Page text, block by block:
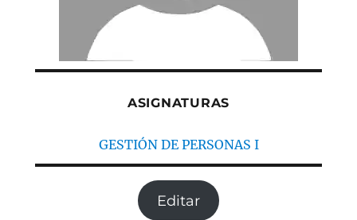
ASIGNATURAS
GESTIÓN DE PERSONAS I
Editar